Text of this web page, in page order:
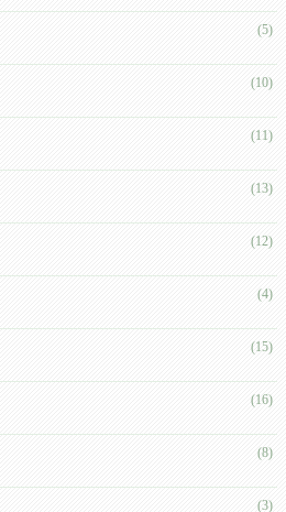
(5)
(10)
(11)
(13)
(12)
(4)
(15)
(16)
(8)
(3)